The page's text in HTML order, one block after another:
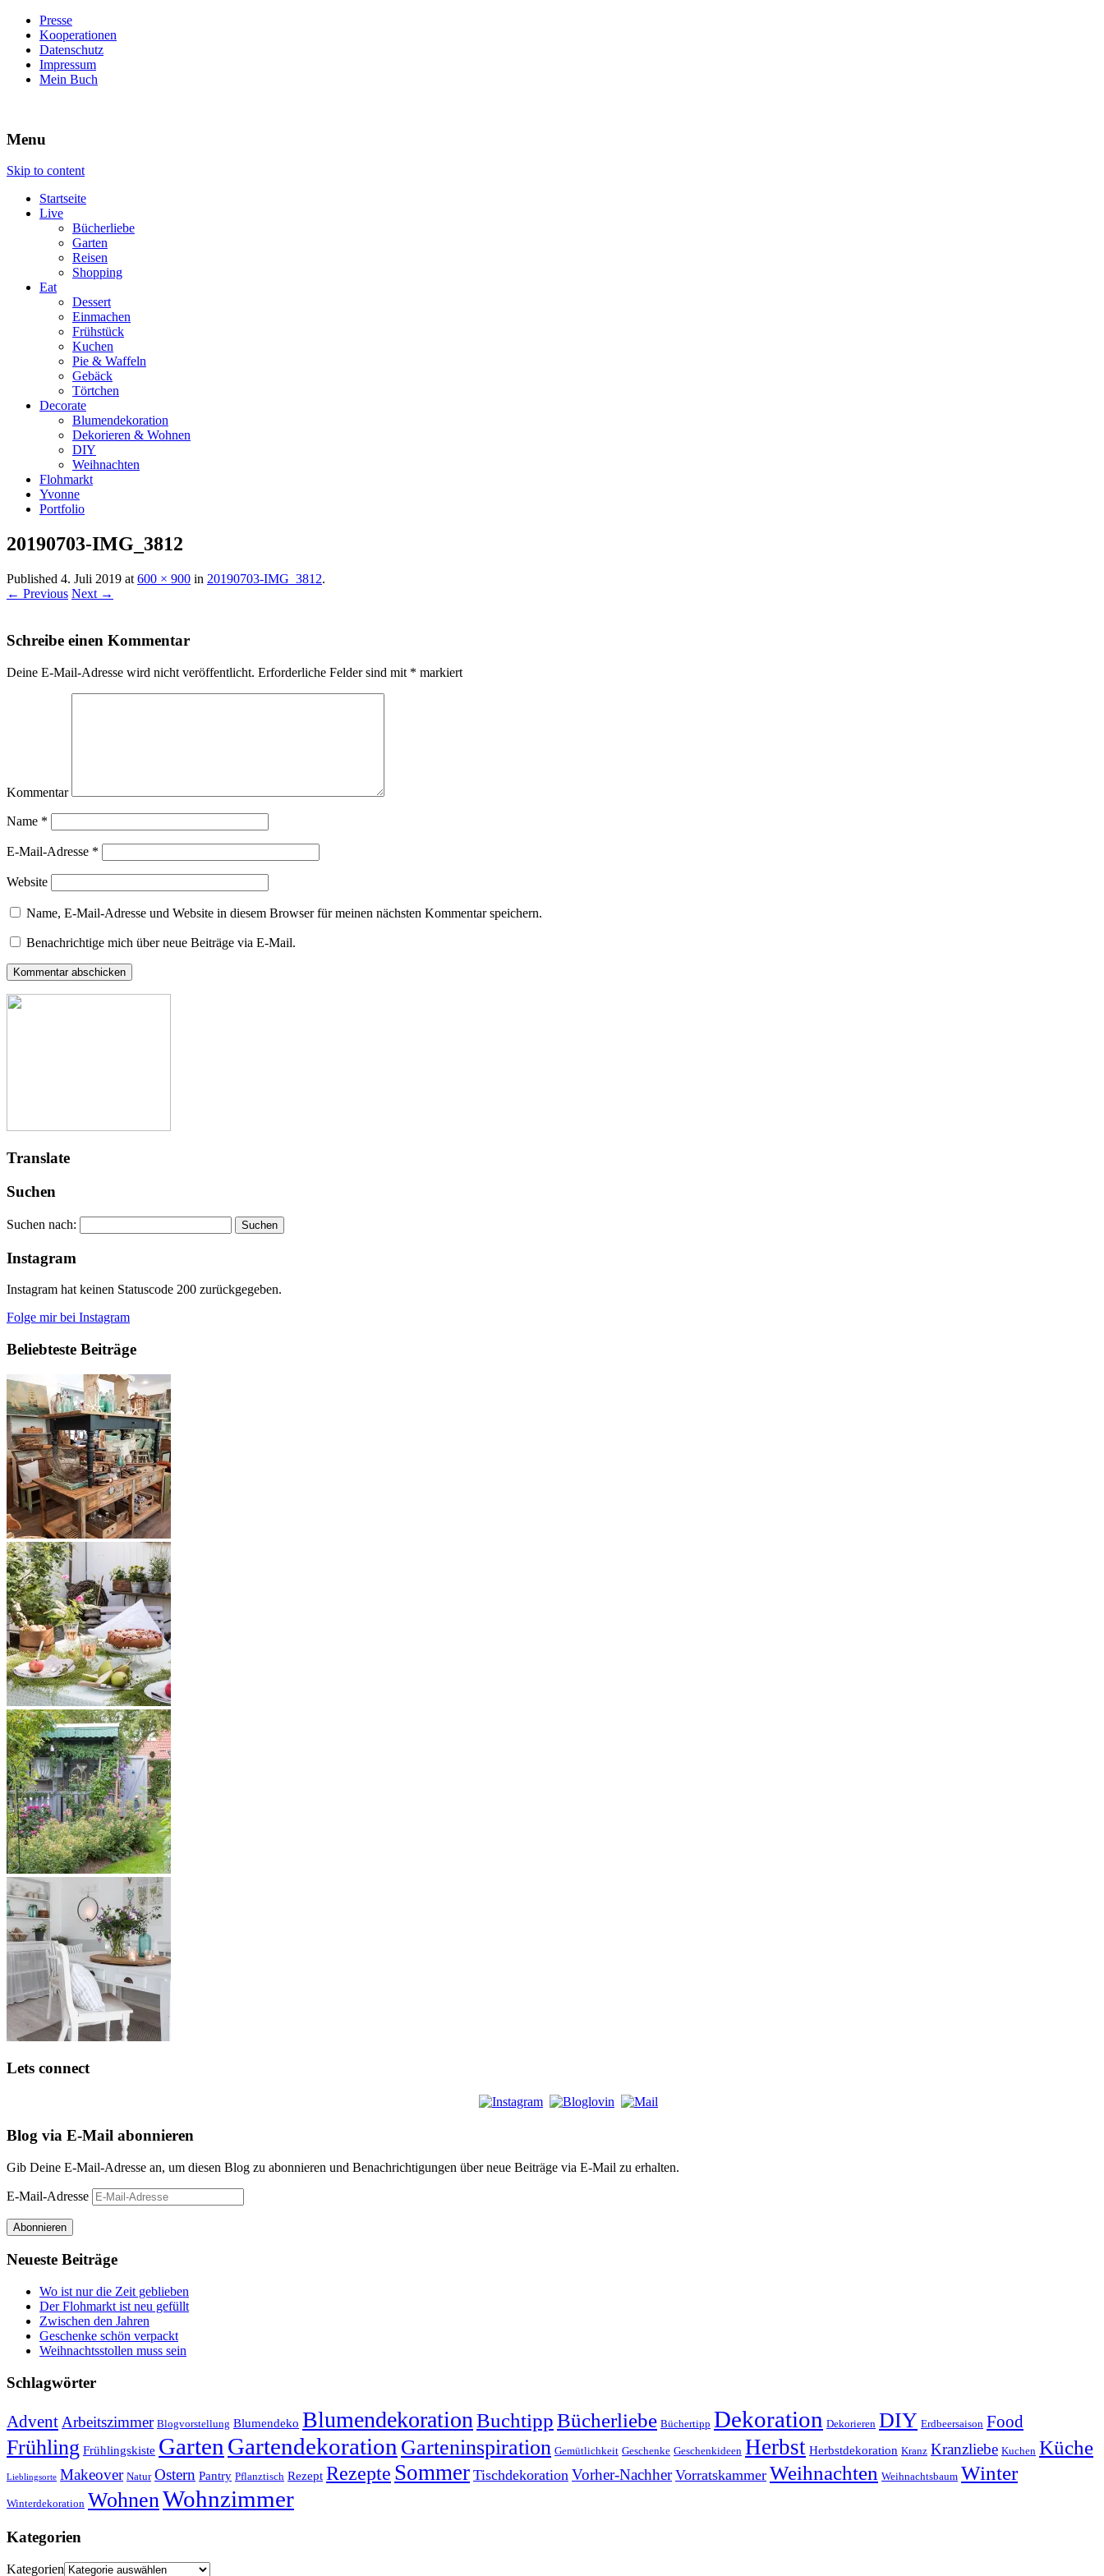
Presse
Kooperationen
Datenschutz
Impressum
Mein Buch
Villa König
Menu
Skip to content
Startseite
Live
Bücherliebe
Garten
Reisen
Shopping
Eat
Dessert
Einmachen
Frühstück
Kuchen
Pie & Waffeln
Gebäck
Törtchen
Decorate
Blumendekoration
Dekorieren & Wohnen
DIY
Weihnachten
Flohmarkt
Yvonne
Portfolio
20190703-IMG_3812
Published 4. Juli 2019 at 600 × 900 in 20190703-IMG_3812.
← Previous Next →
Schreibe einen Kommentar
Deine E-Mail-Adresse wird nicht veröffentlicht. Erforderliche Felder sind mit * markiert
Kommentar
Name *
E-Mail-Adresse *
Website
Name, E-Mail-Adresse und Website in diesem Browser für meinen nächsten Kommentar speichern.
Benachrichtige mich über neue Beiträge via E-Mail.
Translate
Suchen
Suchen nach:
Instagram
Instagram hat keinen Statuscode 200 zurückgegeben.
Folge mir bei Instagram
Beliebteste Beiträge
Lets connect
Blog via E-Mail abonnieren
Gib Deine E-Mail-Adresse an, um diesen Blog zu abonnieren und Benachrichtigungen über neue Beiträge via E-Mail zu erhalten.
E-Mail-Adresse
Abonnieren
Neueste Beiträge
Wo ist nur die Zeit geblieben
Der Flohmarkt ist neu gefüllt
Zwischen den Jahren
Geschenke schön verpackt
Weihnachtsstollen muss sein
Schlagwörter
AdventArbeitszimmer Blogvorstellung Blumendeko BlumendekorationBuchtippBücherliebe Büchertipp Dekoration Dekorieren DIY Erdbeersaison Food
Frühling Frühlingskiste GartenGartendekoration Garteninspiration Gemütlichkeit Geschenke Geschenkideen Herbst Herbstdekoration Kranz Kranzliebe Kuchen Küche
Lieblingsorte Makeover Natur Ostern Pantry Pflanztisch Rezept Rezepte Sommer Tischdekoration Vorher-Nachher Vorratskammer Weihnachten Weihnachtsbaum Winter
Winterdekoration WohnenWohnzimmer
Kategorien
Kategorien